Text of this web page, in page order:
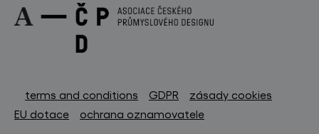
terms and conditions GDPR
zásady cookies
EU dotace
ochrana oznamovatele